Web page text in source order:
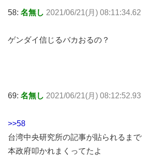
58: 名無し 2021/06/21(月)
ゲンダイ信じるバカおるの？
69: 名無し 2021/06/21(月)
>>58
台湾中央研究所の記事が貼られるま
本政府叩かれまくってたよ